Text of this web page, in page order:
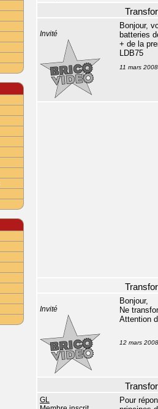
Invité
Bonjour,
batteries
+ de la
LDB75
11 mars
Invité
Bonjour,
Ne
Attention
12 mars
GL
Pour